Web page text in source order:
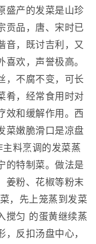
盛产的发菜是山珍
贡品，唐、宋时已
音，既讨吉利，又
欢，声誉极高。
，不腐不变，可长
肴，经常食用时对
效和缓解作用。西
菜嫩脆滑口是凉盘
料烹调的发菜蒸
的特制菜。做法是
姜粉、花椒等粉末
，先上笼蒸到发菜
搅匀 的蛋黄继续蒸
反扣汤盘中心，